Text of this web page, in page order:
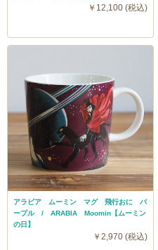
￥12,100 (税込)
アラビア ムーミン マグ 飛行おに パ
ープル / ARABIA Moomin【ムーミン
の日】
￥2,970 (税込)